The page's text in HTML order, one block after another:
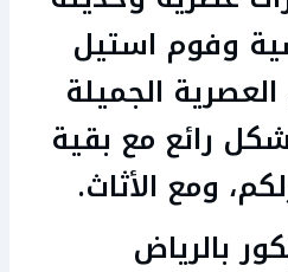
وفوم استيل
الجميلة
رائع مع بقية
ومع الأثاث.
بالرياض